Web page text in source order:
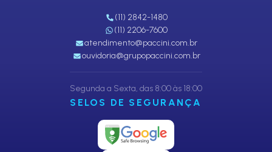
(11) 2842-1480
(11) 2206-7600
atendimento@paccini.com.br
ouvidoria@grupopaccini.com.br
Segunda a Sexta, das 8:00 às 18:00
SELOS DE SEGURANÇA